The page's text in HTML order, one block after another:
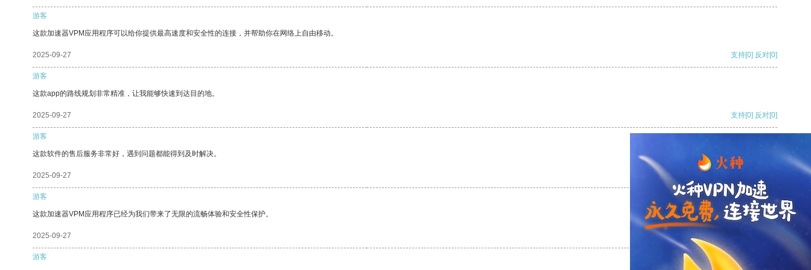
游客
这款加速器VPM应用程序可以给你提供最高速度和安全性的连接，并帮助你在网络上自由移动。
2025-09-27 支持[0] 反对[0]
游客
这款app的路线规划非常精准，让我能够快速到达目的地。
2025-09-27 支持[0] 反对[0]
游客
这款软件的售后服务非常好，遇到问题都能得到及时解决。
2025-09-27
游客
这款加速器VPM应用程序已经为我们带来了无限的流畅体验和安全性保护。
2025-09-27 反对
游客